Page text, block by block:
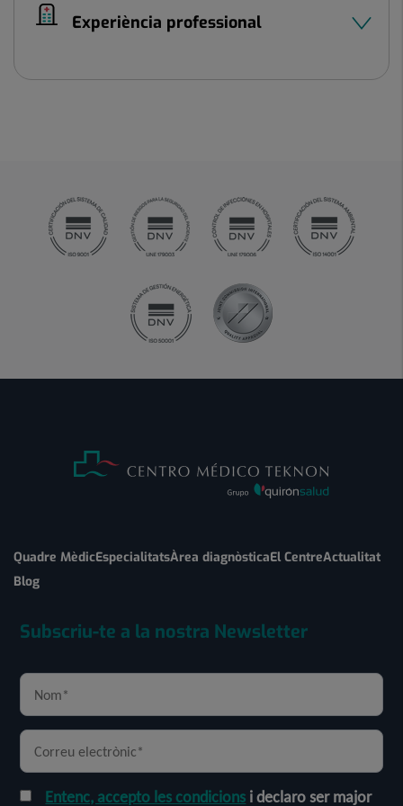
Experiència professional
Quadre MèdicEspecialitatsÀrea diagnòsticaEl CentreActualitat
Blog
Subscriu-te a la nostra Newsletter
Entenc, accepto les condicions i declaro ser major